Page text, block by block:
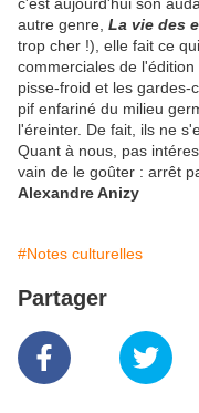
autre genre, La vie des
trop cher !), elle fait ce
commerciales de
pisse-froid et les gardes-
pif enfariné du milieu
l'éreinter. De fait, ils ne
Quant à nous, pas
vain de le goûter : arrêt
Alexandre Anizy
#Notes culturelles
Partager